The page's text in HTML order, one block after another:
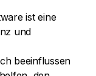
ist eine
und
beeinflussen